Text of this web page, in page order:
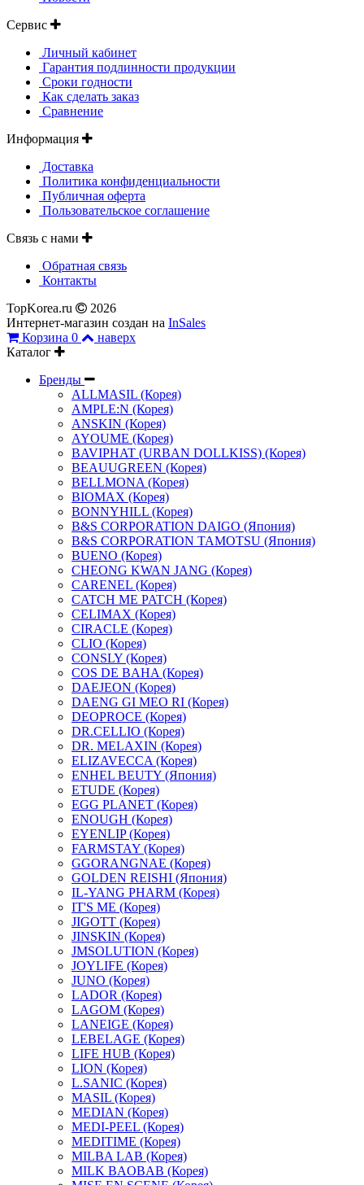
Сервис
Личный кабинет
Гарантия подлинности продукции
Сроки годности
Как сделать заказ
Сравнение
Информация
Доставка
Политика конфиденциальности
Публичная оферта
Пользовательское соглашение
Связь с нами
Обратная связь
Контакты
TopKorea.ru
2026
Интернет-магазин создан на InSales
Корзина 0
наверх
Каталог
Бренды
ALLMASIL (Корея)
AMPLE:N (Корея)
ANSKIN (Корея)
AYOUME (Корея)
BAVIPHAT (URBAN DOLLKISS) (Корея)
BEAUUGREEN (Корея)
BELLMONA (Корея)
BIOMAX (Корея)
BONNYHILL (Корея)
B&S CORPORATION DAIGO (Япония)
B&S CORPORATION TAMOTSU (Япония)
BUENO (Корея)
CHEONG KWAN JANG (Корея)
CARENEL (Корея)
CATCH ME PATCH (Корея)
CELIMAX (Корея)
CIRACLE (Корея)
CLIO (Корея)
CONSLY (Корея)
COS DE BAHA (Корея)
DAEJEON (Корея)
DAENG GI MEO RI (Корея)
DEOPROCE (Корея)
DR.CELLIO (Корея)
DR. MELAXIN (Корея)
ELIZAVECCA (Корея)
ENHEL BEUTY (Япония)
ETUDE (Корея)
EGG PLANET (Корея)
ENOUGH (Корея)
EYENLIP (Корея)
FARMSTAY (Корея)
GGORANGNAE (Корея)
GOLDEN REISHI (Япония)
IL-YANG PHARM (Корея)
IT'S ME (Корея)
JIGOTT (Корея)
JINSKIN (Корея)
JMSOLUTION (Корея)
JOYLIFE (Корея)
JUNO (Корея)
LADOR (Корея)
LAGOM (Корея)
LANEIGE (Корея)
LEBELAGE (Корея)
LIFE HUB (Корея)
LION (Корея)
L.SANIC (Корея)
MASIL (Корея)
MEDIAN (Корея)
MEDI-PEEL (Корея)
MEDITIME (Корея)
MILBA LAB (Корея)
MILK BAOBAB (Корея)